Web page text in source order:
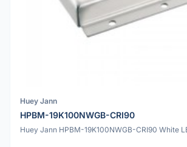
Huey Jann
HPBM-19K100NWGB-CRI90
Huey Jann HPBM-19K100NWGB-CRI90 White